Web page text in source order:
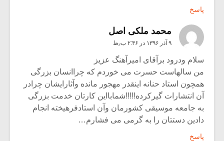
پاسخ
محمد ملکی اصل
۹ آذر ۱۳۹۶ در ۲:۳۶ ب٫ظ
سلام ودرود برآقای امیرآهنگ عزیز
من سالهاست حسرت می خوردم که چراانسان بزرگی
همچون استاد حنانه اینقدر مهجور مانده وآثارایشان چرادر
آن انتشارات گیرکرده!!!!!شمابااین کارتان خدمت بزرگی
به جامعه موسیقی کشورمان وآن استادفرهیخته انجام
دادین دستتان را به گرمی می فشارم…
پاسخ